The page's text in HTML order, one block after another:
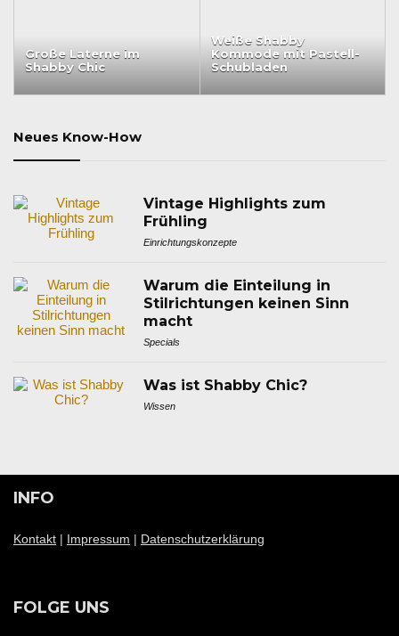
Große Laterne im
Shabby Chic
Weiße Shabby
Kommode mit Pastell-
Schubladen
Neues Know-How
Vintage Highlights zum
Frühling
Einrichtungskonzepte
Warum die Einteilung in
Stilrichtungen keinen Sinn
macht
Specials
Was ist Shabby Chic?
Wissen
INFO
Kontakt | Impressum | Datenschutzerklärung
FOLGE UNS